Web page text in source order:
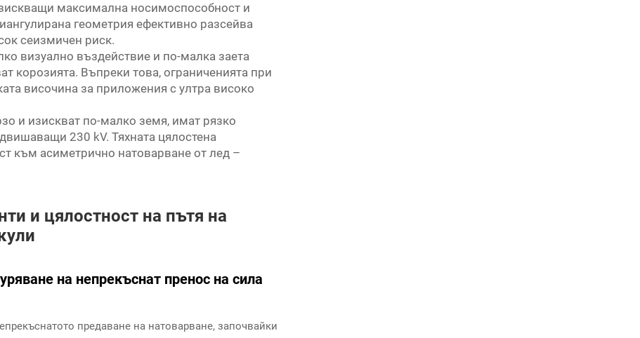
максимална носимоспособност и
геометрия ефективно разсейва
сеизмичен риск.
визуално въздействие и по-малка заета
корозията. Въпреки това, ограниченията при
височина за приложения с ултра високо
и изискват по-малко земя, имат рязко
230 kV. Тяхната цялостена
към асиметрично натоварване от лед –
и цялостност на пътя на
на непрекъснат пренос на сила
предаване на натоварване, започвайки